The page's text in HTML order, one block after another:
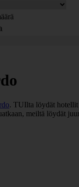
. TUIlta löydät
meiltä löydät